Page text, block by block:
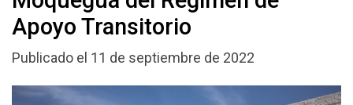
Apoyo Transitorio
Publicado el 11 de septiembre de 2022